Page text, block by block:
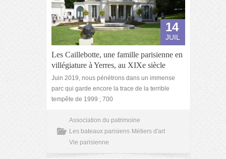
14
JUIL
Les Caillebotte, une famille parisienne en
villégiature à Yerres, au XIXe siècle
Juin 2019, nous pénétrons dans un immense
parc qui garde encore la trace de la terrible
tempête de 1999 ; 700
Association du patrimoine
Les bateaux parisiens Métiers d'art
Vie parisienne